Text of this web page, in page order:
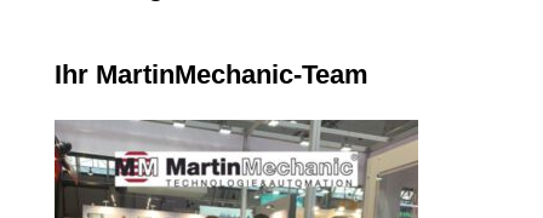
Ihr MartinMechanic-Team